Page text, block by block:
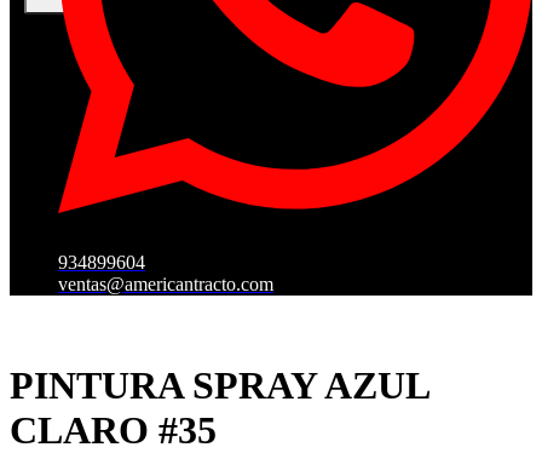
934899604
ventas@americantracto.com
PINTURA SPRAY AZUL
CLARO #35